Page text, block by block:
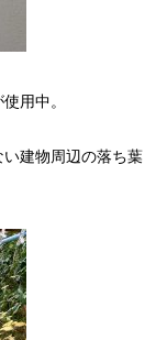
用中。
建物周辺の落ち葉